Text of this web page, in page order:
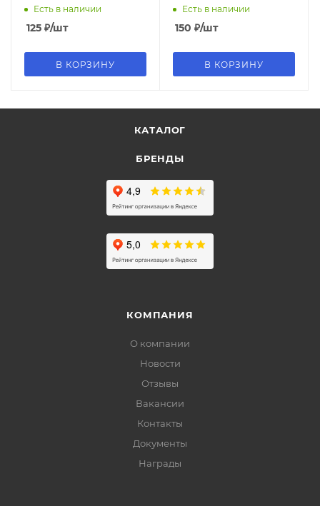
180 г, со стеком, 105434
Есть в наличии
125 ₽/шт
В КОРЗИНУ
ШМЕЛЬ, 12 цветов, 240
грамм, стек, 106431
Есть в наличии
150 ₽/шт
В КОРЗИНУ
КАТАЛОГ
БРЕНДЫ
КОМПАНИЯ
О компании
Новости
Отзывы
Вакансии
Контакты
Документы
Награды